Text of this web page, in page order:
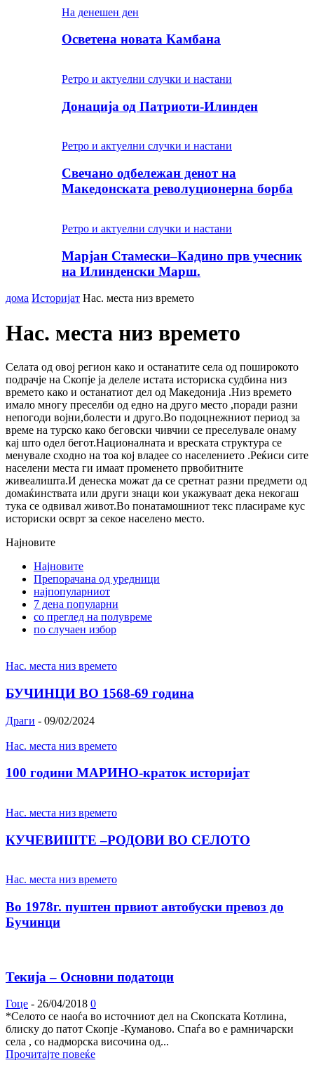
На денешен ден
Осветена новата Камбана
Ретро и актуелни случки и настани
Донација од Патриоти-Илинден
Ретро и актуелни случки и настани
Свечано одбележан денот на
Македонската револуционерна борба
Ретро и актуелни случки и настани
Марјан Стамески–Кадино прв учесник
на Илинденски Марш.
дома Историјат Нас. места низ времето
Нас. места низ времето
Селата од овој регион како и останатите села од поширокото
подрачје на Скопје ја делеле истата историска судбина низ
времето како и останатиот дел од Македонија .Низ времето
имало многу преселби од едно на друго место ,поради разни
непогоди војни,болести и друго.Во подоцнежниот период за
време на турско како беговски чивчии се преселувале онаму
кај што одел бегот.Националната и вреската структура се
менувале сходно на тоа кој владее со населението .Реќиси сите
населени места ги имаат променето првобитните
живеалишта.И денеска можат да се сретнат разни предмети од
домаќинствата или други знаци кои укажуваат дека некогаш
тука се одвивал живот.Во понатамошниот текс пласираме кус
историски осврт за секое населено место.
Најновите
Најновите
Препорачана од уредници
најпопуларниот
7 дена популарни
со преглед на полувреме
по случаен избор
Нас. места низ времето
БУЧИНЦИ ВО 1568-69 година
Драги - 09/02/2024
Нас. места низ времето
100 години МАРИНО-краток историјат
Нас. места низ времето
КУЧЕВИШТЕ –РОДОВИ ВО СЕЛОТО
Нас. места низ времето
Во 1978г. пуштен првиот автобуски превоз до
Бучинци
Текија – Основни податоци
Гоце - 26/04/2018 0
*Селото се наоѓа во источниот дел на Скопската Котлина,
блиску до патот Скопје -Куманово. Спаѓа во е рамничарски
села , со надморска височина од...
Прочитајте повеќе